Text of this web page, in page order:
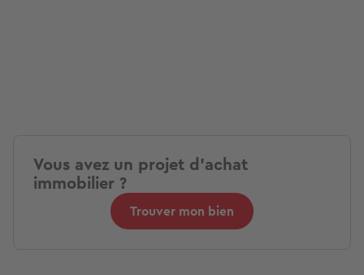
Vous avez un projet d'achat
immobilier ?
Trouver mon bien